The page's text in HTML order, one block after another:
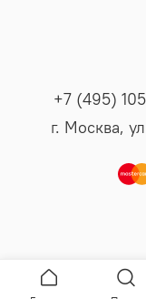
+7 (495)
г. Москва,